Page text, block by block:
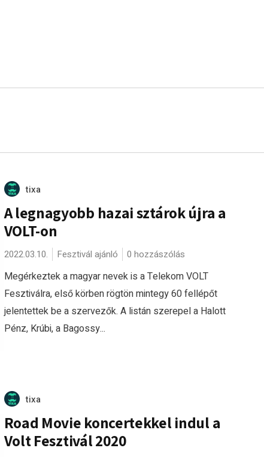
tixa
A legnagyobb hazai sztárok újra a
VOLT-on
2022.03.10. Fesztivál ajánló 0 hozzászólás
Megérkeztek a magyar nevek is a Telekom VOLT
Fesztiválra, első körben rögtön mintegy 60 fellépőt
jelentettek be a szervezők. A listán szerepel a Halott
Pénz, Krúbi, a Bagossy...
tixa
Road Movie koncertekkel indul a
Volt Fesztivál 2020